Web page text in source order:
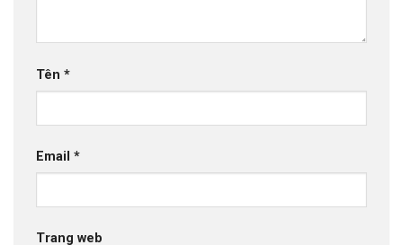
Tên *
Email *
Trang web